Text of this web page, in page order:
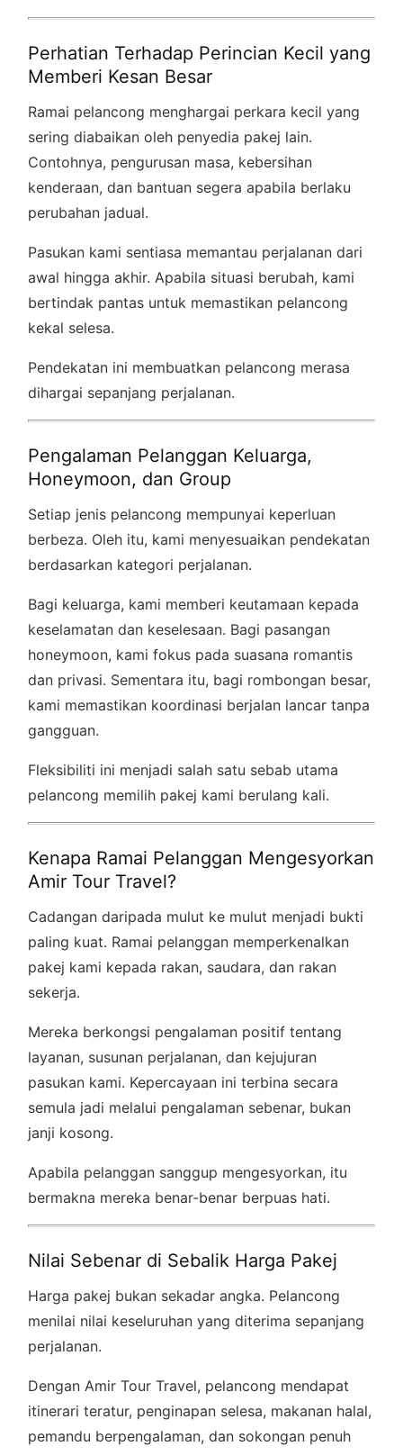
Perhatian Terhadap Perincian Kecil yang
Memberi Kesan Besar
Ramai pelancong menghargai perkara kecil yang
sering diabaikan oleh penyedia pakej lain.
Contohnya, pengurusan masa, kebersihan
kenderaan, dan bantuan segera apabila berlaku
perubahan jadual.
Pasukan kami sentiasa memantau perjalanan dari
awal hingga akhir. Apabila situasi berubah, kami
bertindak pantas untuk memastikan pelancong
kekal selesa.
Pendekatan ini membuatkan pelancong merasa
dihargai sepanjang perjalanan.
Pengalaman Pelanggan Keluarga,
Honeymoon, dan Group
Setiap jenis pelancong mempunyai keperluan
berbeza. Oleh itu, kami menyesuaikan pendekatan
berdasarkan kategori perjalanan.
Bagi keluarga, kami memberi keutamaan kepada
keselamatan dan keselesaan. Bagi pasangan
honeymoon, kami fokus pada suasana romantis
dan privasi. Sementara itu, bagi rombongan besar,
kami memastikan koordinasi berjalan lancar tanpa
gangguan.
Fleksibiliti ini menjadi salah satu sebab utama
pelancong memilih pakej kami berulang kali.
Kenapa Ramai Pelanggan Mengesyorkan
Amir Tour Travel?
Cadangan daripada mulut ke mulut menjadi bukti
paling kuat. Ramai pelanggan memperkenalkan
pakej kami kepada rakan, saudara, dan rakan
sekerja.
Mereka berkongsi pengalaman positif tentang
layanan, susunan perjalanan, dan kejujuran
pasukan kami. Kepercayaan ini terbina secara
semula jadi melalui pengalaman sebenar, bukan
janji kosong.
Apabila pelanggan sanggup mengesyorkan, itu
bermakna mereka benar-benar berpuas hati.
Nilai Sebenar di Sebalik Harga Pakej
Harga pakej bukan sekadar angka. Pelancong
menilai nilai keseluruhan yang diterima sepanjang
perjalanan.
Dengan Amir Tour Travel, pelancong mendapat
itinerari teratur, penginapan selesa, makanan halal,
pemandu berpengalaman, dan sokongan penuh